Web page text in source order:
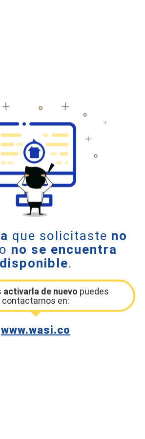
que solicitaste no
o no se encuentra
disponible.
activarla de nuevo puedes
contactarnos en:
www.wasi.co